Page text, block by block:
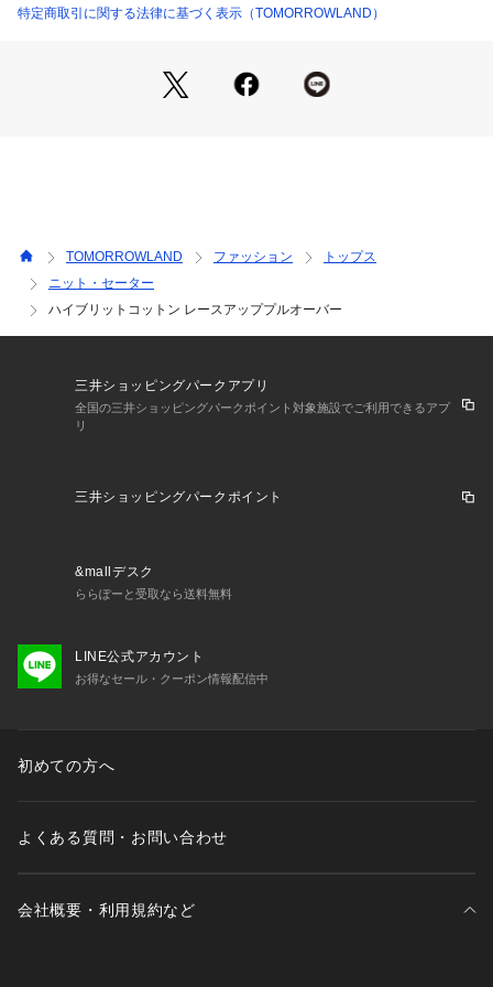
※商品の色味は、商品単体の画像をご確認ください
店舗にお問い合わせの際は、下記の商品番号をお申し付けくだ
12024102105 （ショップ）
特定商取引に関する法律に基づく表示（TOMORROWLAND）
TOMORROWLAND ファッション
トップス
ニット・セーター
ハイブリットコットン レースアッププルオーバー
三井ショッピングパークアプリ
全国の三井ショッピングパークポイント対象施設でご利用できるアプ
リ
三井ショッピングパークポイント
&mallデスク
ららぽーと受取なら送料無料
LINE公式アカウント
お得なセール・クーポン情報配信中
初めての方へ
よくある質問・お問い合わせ
会社概要・利用規約など